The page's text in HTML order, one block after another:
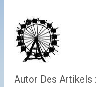
Autor Des Artikels :